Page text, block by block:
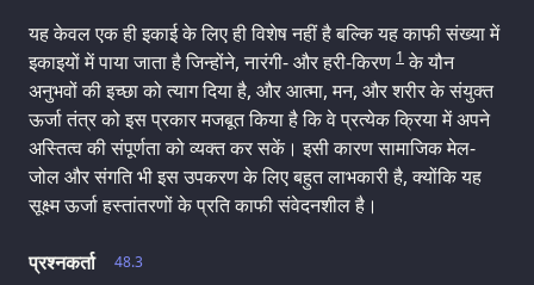
यह केवल एक ही इकाई के लिए ही विशेष नहीं है बल्कि यह काफी संख्या में
इकाइयों में पाया जाता है जिन्होंने, नारंगी- और हरी-किरण 1 के यौन
अनुभवों की इच्छा को त्याग दिया है, और आत्मा, मन, और शरीर के संयुक्त
ऊर्जा तंत्र को इस प्रकार मजबूत किया है कि वे प्रत्येक क्रिया में अपने
अस्तित्व की संपूर्णता को व्यक्त कर सकें। इसी कारण सामाजिक मेल-
जोल और संगति भी इस उपकरण के लिए बहुत लाभकारी है, क्योंकि यह
सूक्ष्म ऊर्जा हस्तांतरणों के प्रति काफी संवेदनशील है।
48.3
प्रश्नकर्ता